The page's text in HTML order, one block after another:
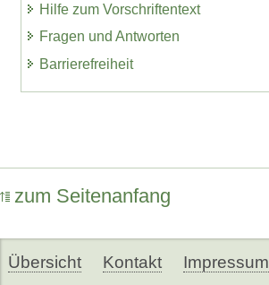
Hilfe zum Vorschriftentext
Fragen und Antworten
Barrierefreiheit
zum Seitenanfang
Übersicht Kontakt Impressum